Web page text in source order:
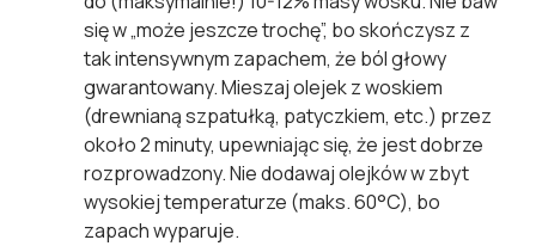
się w „może jeszcze trochę”, bo skończysz z
tak intensywnym zapachem, że ból głowy
gwarantowany. Mieszaj olejek z woskiem
(drewnianą szpatułką, patyczkiem, etc.) przez
około 2 minuty, upewniając się, że jest dobrze
rozprowadzony. Nie dodawaj olejków w zbyt
wysokiej temperaturze (maks. 60°C), bo
zapach wyparuje.